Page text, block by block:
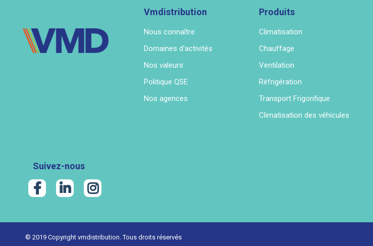
Vmdistribution
Nous connaître
Domaines d'activités
Nos valeurs
Politique QSE
Nos agences
Produits
Climatisation
Chauffage
Ventilation
Réfrigération
Transport Frigorifique
Climatisation des véhicules
Suivez-nous
© 2019 Copyright vmdistribution. Tous droits réservés